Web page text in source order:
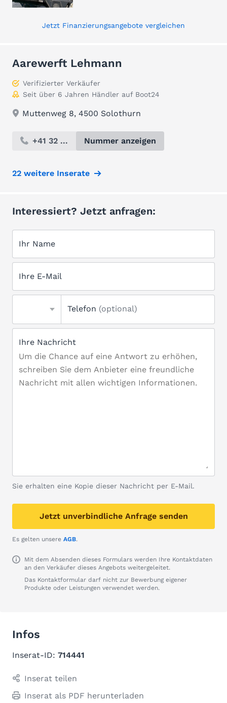
Jetzt Finanzierungsangebote vergleichen
Aarewerft Lehmann
Verifizierter Verkäufer
Seit über 6 Jahren Händler auf Boot24
Muttenweg 8, 4500 Solothurn
+41 32 ... Nummer anzeigen
22 weitere Inserate
Interessiert? Jetzt anfragen:
Ihr Name
Ihre E-Mail
Telefon (optional)
Ihre Nachricht
Sie erhalten eine Kopie dieser Nachricht per E-Mail.
Jetzt unverbindliche Anfrage senden
Es gelten unsere AGB.
Mit dem Absenden dieses Formulars werden Ihre Kontaktdaten
an den Verkäufer dieses Angebots weitergeleitet.
Das Kontaktformular darf nicht zur Bewerbung eigener
Produkte oder Leistungen verwendet werden.
Infos
Inserat-ID: 714441
Inserat teilen
Inserat als PDF herunterladen